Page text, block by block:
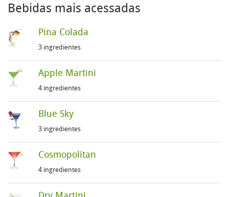
Bebidas mais acessadas
Pina Colada
3 ingredientes
Apple Martini
4 ingredientes
Blue Sky
3 ingredientes
Cosmopolitan
4 ingredientes